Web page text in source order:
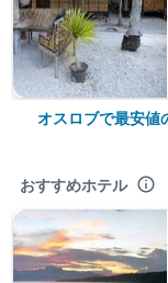
オスロブで最安値
おすすめホテル